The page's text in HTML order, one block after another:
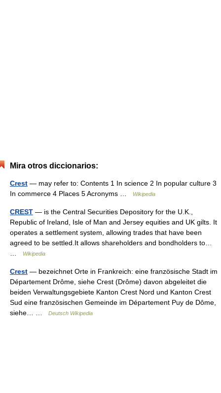
Mira otros diccionarios:
Crest — may refer to: Contents 1 In science 2 In popular culture 3
In commerce 4 Places 5 Acronyms …
Wikipedia
CREST — is the Central Securities Depository for the U.K.,
Republic of Ireland, Isle of Man and Jersey equities and UK gilts. It
operates a settlement system, allowing trades that have been
agreed to be settled.It allows shareholders and bondholders to…
Wikipedia
Crest — bezeichnet Orte in Frankreich: eine französische Stadt im
Département Drôme, siehe Crest (Drôme) davon abgeleitet die
beiden Verwaltungsgebiete Kanton Crest Nord und Kanton Crest
Sud eine französischen Gemeinde im Département Puy de Dôme,
siehe… …
Deutsch Wikipedia